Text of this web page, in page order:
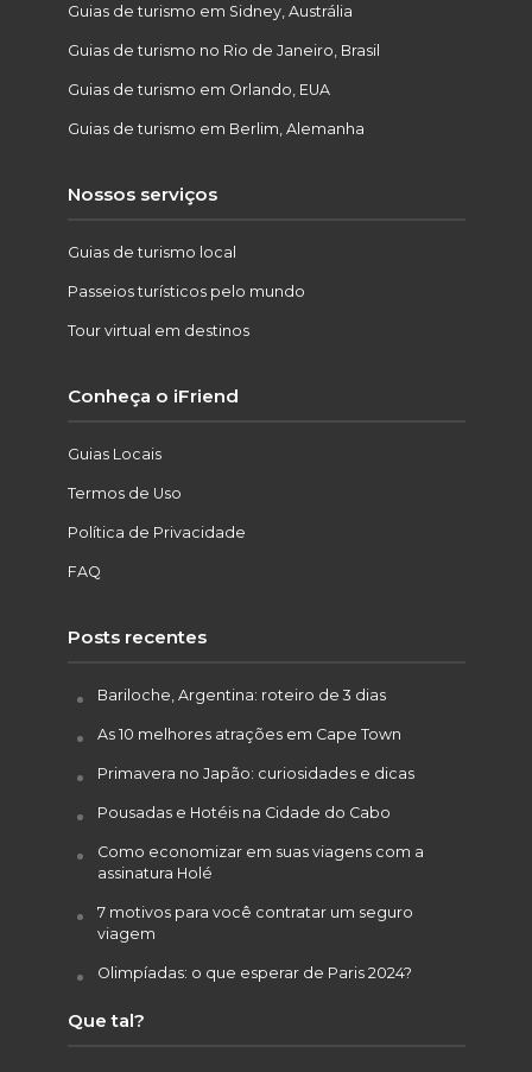
Guias de turismo em Sidney, Austrália
Guias de turismo no Rio de Janeiro, Brasil
Guias de turismo em Orlando, EUA
Guias de turismo em Berlim, Alemanha
Nossos serviços
Guias de turismo local
Passeios turísticos pelo mundo
Tour virtual em destinos
Conheça o iFriend
Guias Locais
Termos de Uso
Política de Privacidade
FAQ
Posts recentes
Bariloche, Argentina: roteiro de 3 dias
As 10 melhores atrações em Cape Town
Primavera no Japão: curiosidades e dicas
Pousadas e Hotéis na Cidade do Cabo
Como economizar em suas viagens com a
assinatura Holé
7 motivos para você contratar um seguro
viagem
Olimpíadas: o que esperar de Paris 2024?
Que tal?